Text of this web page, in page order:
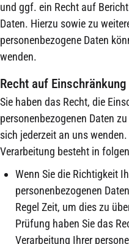
und ggf. ein Recht auf
Daten. Hierzu sowie zu
personenbezogene Daten
wenden.
Recht auf
Sie haben das Recht, die
personenbezogenen Daten
sich jederzeit an uns
Verarbeitung besteht in
Wenn Sie die Richtigkeit
personenbezogenen
Regel Zeit, um dies zu
Prüfung haben Sie das
Verarbeitung Ihrer